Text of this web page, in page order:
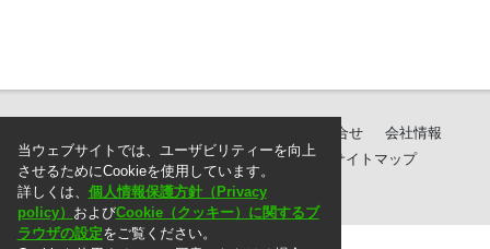
当ウェブサイトでは、ユーザビリティーを向上
させるためにCookieを使用しています。
詳しくは、 個人情報保護方針（Privacy
policy） およびCookie（クッキー）に関するブ
ラウザの設定をご覧ください。
サポート・お問合せ
会社情報
個人情報保護方針
ご注文に際して サイトマップ